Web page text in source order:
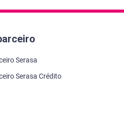
Serasa
Serasa Crédito